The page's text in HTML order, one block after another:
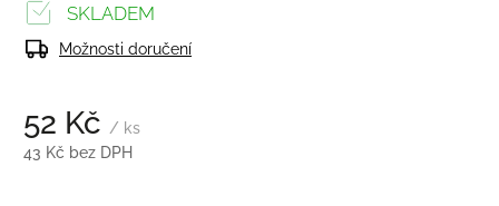
52 Kč / ks
43 Kč bez DPH
SKLADEM
Možnosti doručení